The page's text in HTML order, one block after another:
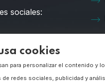
sociales:
cookies
para personalizar el contenido y
redes sociales, publicidad y